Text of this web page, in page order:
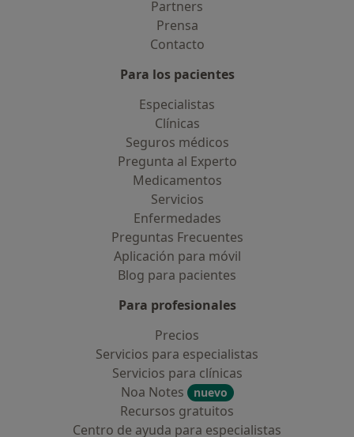
Partners
Prensa
Contacto
Para los pacientes
Especialistas
Clínicas
Seguros médicos
Pregunta al Experto
Medicamentos
Servicios
Enfermedades
Preguntas Frecuentes
Aplicación para móvil
Blog para pacientes
Para profesionales
Precios
Servicios para especialistas
Servicios para clínicas
Noa Notes
nuevo
Recursos gratuitos
Centro de ayuda para especialistas